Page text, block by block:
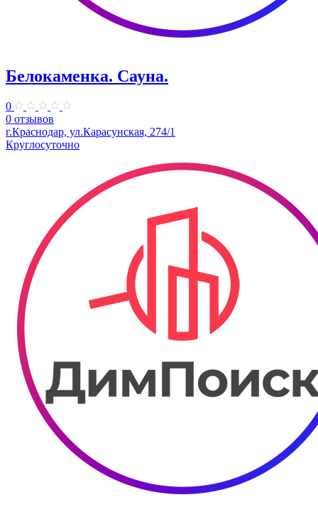
Белокаменка. Сауна.
0
0 отзывов
г.Краснодар, ул.Карасунская, 274/1
Круглосуточно